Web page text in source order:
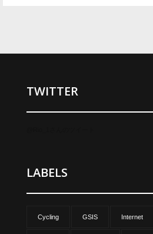
TWITTER
LABELS
Cycling GSIS Internet